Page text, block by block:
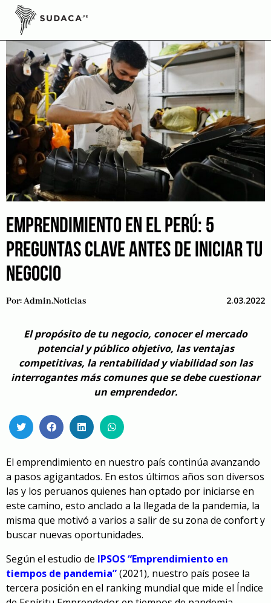
Skip
content
EMPRENDIMIENTO EN EL PERÚ: 5
PREGUNTAS CLAVE ANTES DE INICIAR TU
NEGOCIO
Por:Admin.noticias 2.03.2022
El propósito de tu negocio, conocer el mercado
potencial y público objetivo, las ventajas
competitivas, la rentabilidad y viabilidad son las
interrogantes más comunes que se debe cuestionar
un emprendedor.
El emprendimiento en nuestro país continúa avanzando
a pasos agigantados. En estos últimos años son diversos
las y los peruanos quienes han optado por iniciarse en
este camino, esto anclado a la llegada de la pandemia, la
misma que motivó a varios a salir de su zona de confort y
buscar nuevas oportunidades.
Según el estudio de IPSOS “Emprendimiento en
tiempos de pandemia”(2021), nuestro país posee la
tercera posición en el ranking mundial que mide el Índice